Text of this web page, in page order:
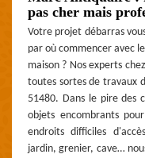
pas cher mais
Votre projet débarras
par où commencer avec
maison ? Nos experts
toutes sortes de travaux
51480. Dans le pire des
objets encombrants
endroits difficiles
jardin, grenier, cave…